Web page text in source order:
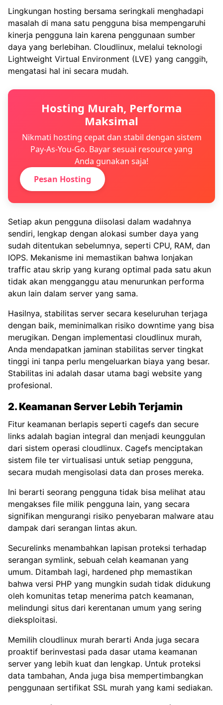
Lingkungan hosting bersama seringkali menghadapi
masalah di mana satu pengguna bisa mempengaruhi
kinerja pengguna lain karena penggunaan sumber
daya yang berlebihan. Cloudlinux, melalui teknologi
Lightweight Virtual Environment (LVE) yang canggih,
mengatasi hal ini secara mudah.
Hosting Murah, Performa
Maksimal
Nikmati hosting cepat dan stabil dengan sistem
Pay-As-You-Go. Bayar sesuai resource yang
Anda gunakan saja!
Pesan Hosting
Setiap akun pengguna diisolasi dalam wadahnya
sendiri, lengkap dengan alokasi sumber daya yang
sudah ditentukan sebelumnya, seperti CPU, RAM, dan
IOPS. Mekanisme ini memastikan bahwa lonjakan
traffic atau skrip yang kurang optimal pada satu akun
tidak akan mengganggu atau menurunkan performa
akun lain dalam server yang sama.
Hasilnya, stabilitas server secara keseluruhan terjaga
dengan baik, meminimalkan risiko downtime yang bisa
merugikan. Dengan implementasi cloudlinux murah,
Anda mendapatkan jaminan stabilitas server tingkat
tinggi ini tanpa perlu mengeluarkan biaya yang besar.
Stabilitas ini adalah dasar utama bagi website yang
profesional.
2. Keamanan Server Lebih Terjamin
Fitur keamanan berlapis seperti cagefs dan secure
links adalah bagian integral dan menjadi keunggulan
dari sistem operasi cloudlinux. Cagefs menciptakan
sistem file ter virtualisasi untuk setiap pengguna,
secara mudah mengisolasi data dan proses mereka.
Ini berarti seorang pengguna tidak bisa melihat atau
mengakses file milik pengguna lain, yang secara
signifikan mengurangi risiko penyebaran malware atau
dampak dari serangan lintas akun.
Securelinks menambahkan lapisan proteksi terhadap
serangan symlink, sebuah celah keamanan yang
umum. Ditambah lagi, hardened php memastikan
bahwa versi PHP yang mungkin sudah tidak didukung
oleh komunitas tetap menerima patch keamanan,
melindungi situs dari kerentanan umum yang sering
dieksploitasi.
Memilih cloudlinux murah berarti Anda juga secara
proaktif berinvestasi pada dasar utama keamanan
server yang lebih kuat dan lengkap. Untuk proteksi
data tambahan, Anda juga bisa mempertimbangkan
penggunaan sertifikat SSL murah yang kami sediakan.